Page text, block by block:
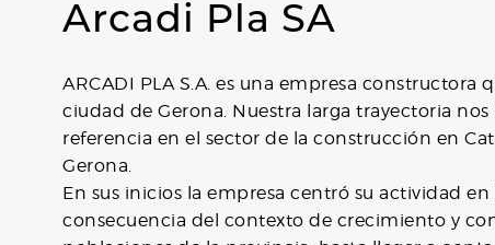
Arcadi Pla SA
ARCADI PLA S.A. es una empresa constructora
ciudad de Gerona. Nuestra larga trayectoria
referencia en el sector de la construcción en
Gerona.
En sus inicios la empresa centró su actividad
consecuencia del contexto de crecimiento y